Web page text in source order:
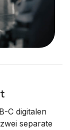
C digitalen
separate